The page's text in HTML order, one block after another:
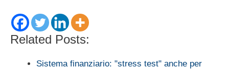
Related Posts:
Sistema finanziario: "stress test" anche per